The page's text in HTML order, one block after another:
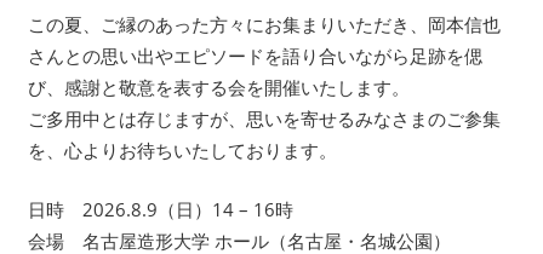
る
会
報
『フ
ィ
ル
ド
この夏、ご縁のあった方々にお集まりいただき、岡本信也
さんとの思い出やエピソードを語り合いながら足跡を偲
び、感謝と敬意を表する会を開催いたします。
ご多用中とは存じますが、思いを寄せるみなさまのご参集
を、心よりお待ちいたしております。
日時 2026.8.9（日）14 – 16時
会場 名古屋造形大学 ホール（名古屋・名城公園）